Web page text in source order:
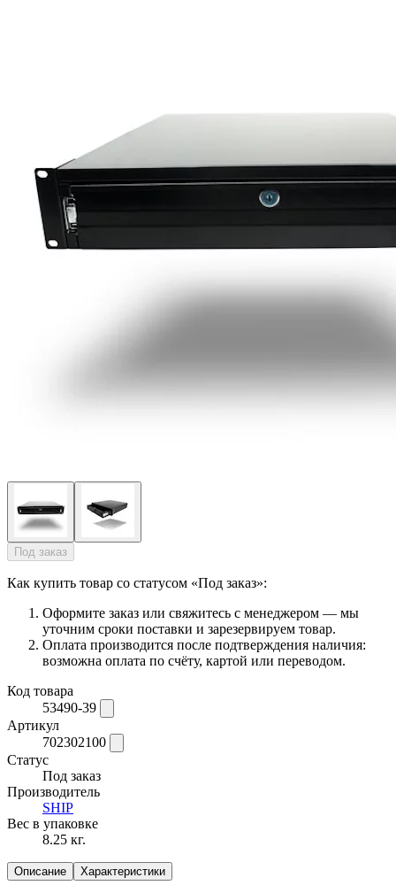
Под заказ
Как купить товар со статусом «Под заказ»:
Оформите заказ или свяжитесь с менеджером — мы
уточним сроки поставки и зарезервируем товар.
Оплата производится после подтверждения наличия:
возможна оплата по счёту, картой или переводом.
Код товара
53490-39
Артикул
702302100
Статус
Под заказ
Производитель
SHIP
Вес в упаковке
8.25 кг.
Описание Характеристики